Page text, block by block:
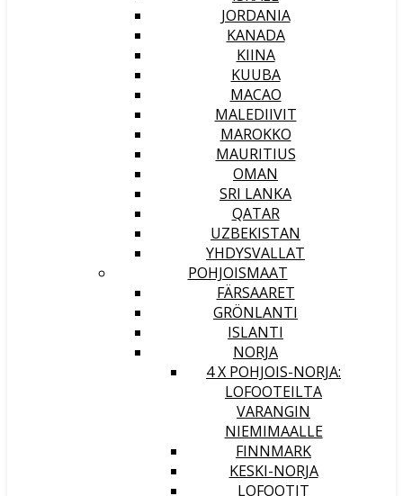
JORDANIA
KANADA
KIINA
KUUBA
MACAO
MALEDIIVIT
MAROKKO
MAURITIUS
OMAN
SRI LANKA
QATAR
UZBEKISTAN
YHDYSVALLAT
POHJOISMAAT
FÄRSAARET
GRÖNLANTI
ISLANTI
NORJA
4 X POHJOIS-NORJA:
LOFOOTEILTA
VARANGIN
NIEMIMAALLE
FINNMARK
KESKI-NORJA
LOFOOTIT